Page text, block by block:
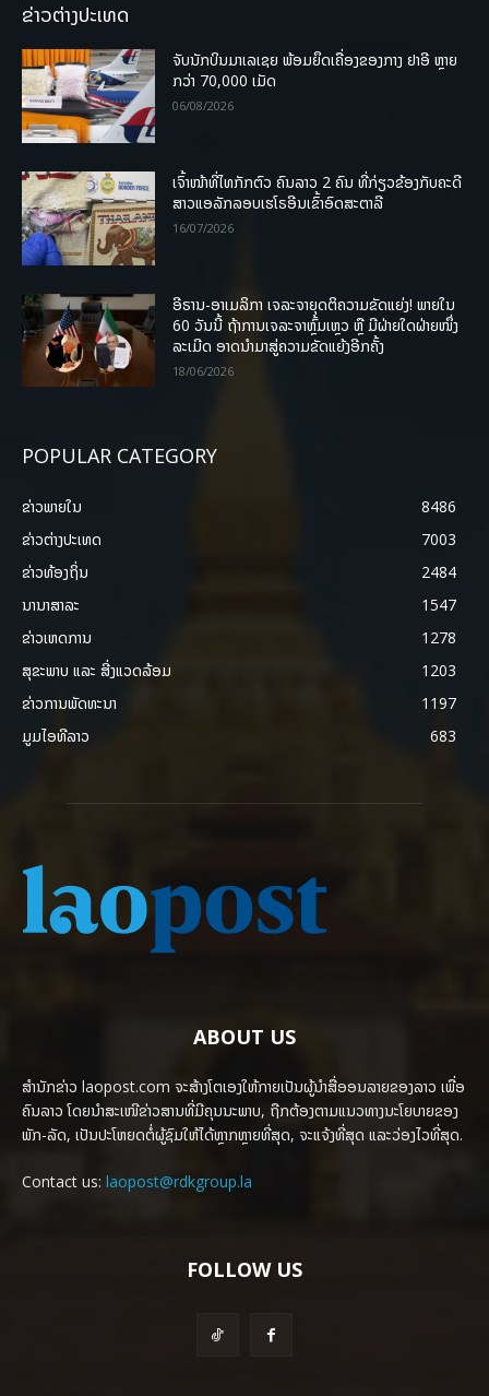
ຂ່າວຕ່າງປະເທດ
ຈັບນັກບິນມາເລເຊຍ ພ້ອມຍຶດເຄື່ອງຂອງກາງ ຢາອີ ຫຼາຍ
ກວ່າ 70,000 ເມັດ
06/08/2026
ເຈົ້າໜ້າທີ່ໄທກັກຕົວ ຄົນລາວ 2 ຄົນ ທີ່ກ່ຽວຂ້ອງກັບຄະດີ
ສາວແອລັກລອບເຮໂຣອີນເຂົ້າອົດສະຕາລີ
16/07/2026
ອີຣານ-ອາເມລິກາ ເຈລະຈາຍຸດຕິຄວາມຂັດແຍ່ງ! ພາຍໃນ
60 ວັນນີ້ ຖ້າການເຈລະຈາຫຼົ້ມເຫຼວ ຫຼື ມີຝ່າຍໃດຝ່າຍໜຶ່ງ
ລະເມີດ ອາດນໍາມາສູ່ຄວາມຂັດແຍ້ງອີກຄັ້ງ
18/06/2026
POPULAR CATEGORY
ຂ່າວພາຍ​ໃນ
8486
ຂ່າວຕ່າງປະເທດ
7003
ຂ່າວທ້ອງຖິ່ນ
2484
ນານາສາລະ
1547
ຂ່າວເຫດການ
1278
ສຸຂະພາບ ແລະ ສີ່ງແວດລ້ອມ
1203
ຂ່າວການພັດທະນາ
1197
ມູມໄອທີລາວ
683
ABOUT US
ສຳນັກຂ່າວ laopost.com ຈະສ້າງໂຕເອງໃຫ້ກາຍເປັນຜູ້ນຳສື່ອອນລາຍຂອງລາວ ເພື່ອ
ຄົນລາວ ໂດຍນຳສະເໜີຂ່າວສານທີ່ມີຄຸນນະພາບ, ຖືກຕ້ອງຕາມແນວທາງນະໂຍບາຍຂອງ
ພັກ-ລັດ, ເປັນປະໂຫຍດຕໍ່ຜູ້ຊົມໃຫ້ໄດ້ຫຼາກຫຼາຍທີ່ສຸດ, ຈະແຈ້ງທີ່ສຸດ ແລະວ່ອງໄວທີ່ສຸດ.
Contact us: laopost@rdkgroup.la
FOLLOW US